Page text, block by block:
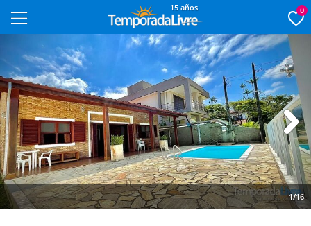
15 años 0
1/16
Next